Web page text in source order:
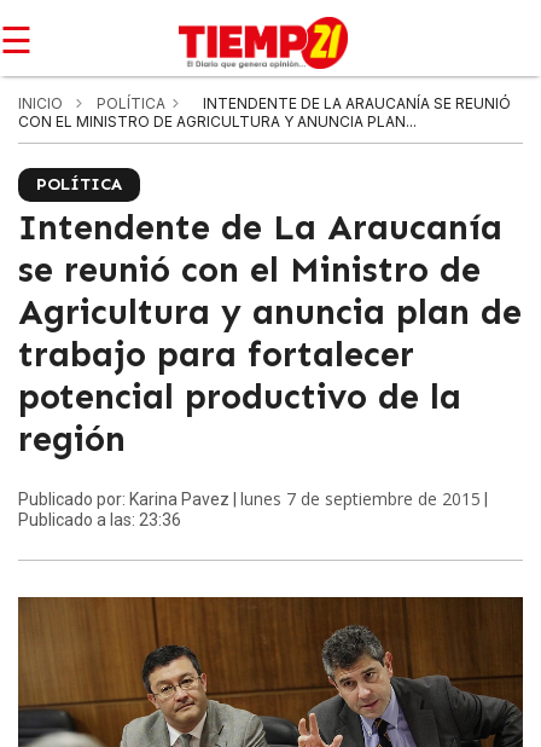
☰
INICIO POLÍTICA
INTENDENTE DE LA ARAUCANÍA SE REUNIÓ
CON EL MINISTRO DE AGRICULTURA Y ANUNCIA PLAN...
POLÍTICA
Intendente de La Araucanía
se reunió con el Ministro de
Agricultura y anuncia plan de
trabajo para fortalecer
potencial productivo de la
región
Publicado por: Karina Pavez | lunes 7 de septiembre de 2015
Publicado a las: 23:36